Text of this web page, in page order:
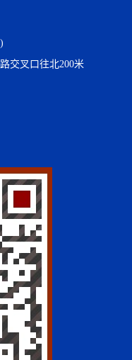
交叉口往北200米